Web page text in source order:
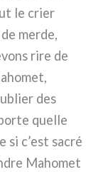
le crier
mer­de,
rire de
des
quel­le
si c’est sacré
Mahomet